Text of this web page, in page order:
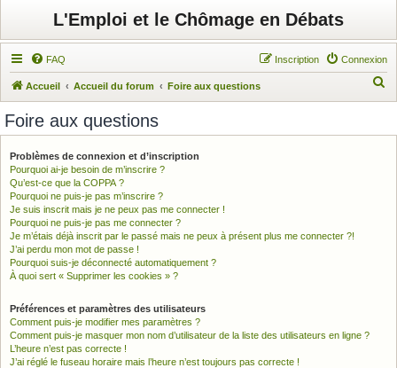
L'Emploi et le Chômage en Débats
FAQ Connexion
Inscription
Accueil Accueil du forum Foire aux questions
Foire aux questions
Problèmes de connexion et d’inscription
Pourquoi ai-je besoin de m’inscrire ?
Qu’est-ce que la COPPA ?
Pourquoi ne puis-je pas m’inscrire ?
Je suis inscrit mais je ne peux pas me connecter !
Pourquoi ne puis-je pas me connecter ?
Je m’étais déjà inscrit par le passé mais ne peux à présent plus me connecter ?!
J’ai perdu mon mot de passe !
Pourquoi suis-je déconnecté automatiquement ?
À quoi sert « Supprimer les cookies » ?
Préférences et paramètres des utilisateurs
Comment puis-je modifier mes paramètres ?
Comment puis-je masquer mon nom d’utilisateur de la liste des utilisateurs en ligne ?
L’heure n’est pas correcte !
J’ai réglé le fuseau horaire mais l’heure n’est toujours pas correcte !